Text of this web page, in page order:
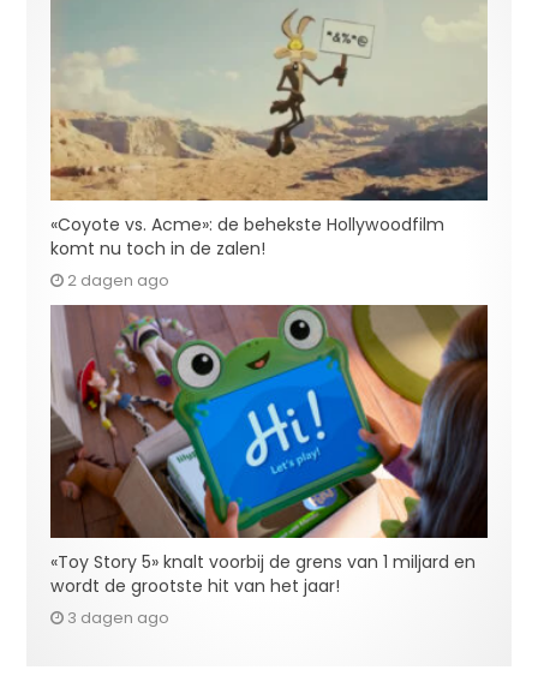
«Coyote vs. Acme»: de behekste Hollywoodfilm
komt nu toch in de zalen!
2 dagen ago
«Toy Story 5» knalt voorbij de grens van 1 miljard en
wordt de grootste hit van het jaar!
3 dagen ago